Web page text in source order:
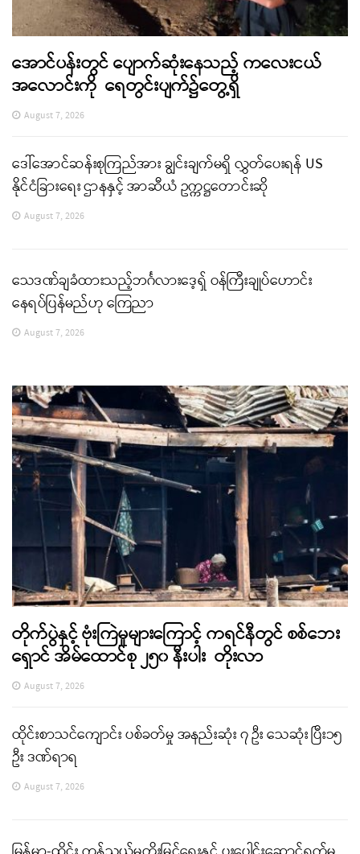
အောင်ပန်းတွင် ပျောက်ဆုံးနေသည့် ကလေးငယ်
အလောင်းကို ရေတွင်းပျက်၌တွေ့ရှိ
August 7, 2026
ဒေါ်အောင်ဆန်းစုကြည်အား ချွင်းချက်မရှိ လွှတ်ပေးရန် US
နိုင်ငံခြားရေး ဌာနနှင့် အာဆီယံ ဥက္ကဋ္ဌတောင်းဆို
August 7, 2026
သေဒဏ်ချခံထားသည့်ဘင်္ဂလားဒေ့ရှ် ဝန်ကြီးချုပ်ဟောင်း
နေရပ်ပြန်မည်ဟု ကြေညာ
August 7, 2026
တိုက်ပွဲနှင့် ဗုံးကြဲမှုများကြောင့် ကရင်နီတွင် စစ်ဘေး
ရှောင် အိမ်ထောင်စု ၂၅၀ နီးပါး တိုးလာ
August 7, 2026
ထိုင်းစာသင်ကျောင်း ပစ်ခတ်မှု အနည်းဆုံး ၇ ဦး သေဆုံး ပြီး၁၅
ဦး ဒဏ်ရာရ
August 7, 2026